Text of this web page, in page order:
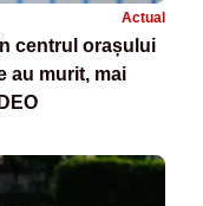
Actual
centrul orașului
au murit, mai